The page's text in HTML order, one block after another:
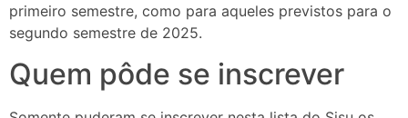
primeiro semestre, como para aqueles previstos para o
segundo semestre de 2025.
Quem pôde se inscrever